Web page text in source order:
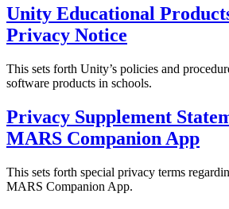
Unity Educational
Privacy Notice
This sets forth Unity’s policies and
software products in schools.
Privacy Supplement
MARS Companion App
This sets forth special privacy terms
MARS Companion App.